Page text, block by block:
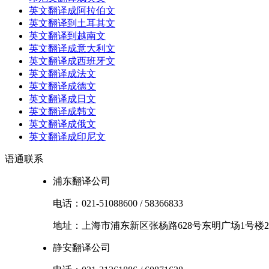
英文翻译成阿拉伯文
英文翻译到土耳其文
英文翻译到越南文
英文翻译成意大利文
英文翻译成西班牙文
英文翻译成法文
英文翻译成德文
英文翻译成日文
英文翻译成韩文
英文翻译成俄文
英文翻译成印尼文
语通联系
浦东翻译公司
电话： 021-51088600 / 58366833
地址： 上海市浦东新区张杨路628号东明广场1号楼
静安翻译公司